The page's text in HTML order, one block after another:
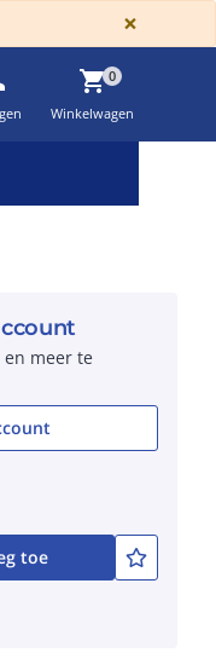
×
shopping_cart0
Winkelwagen
meer te
toe